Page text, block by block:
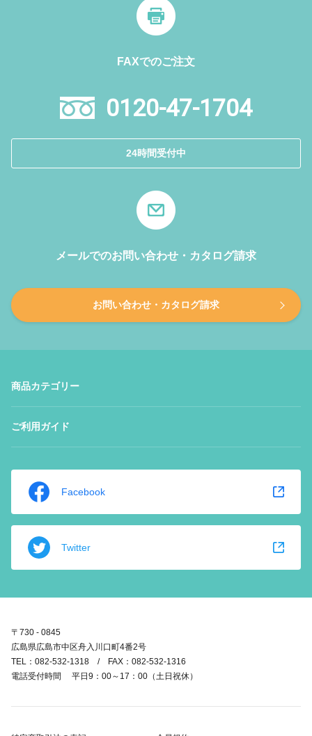
FAXでのご注文
0120-47-1704
24時間受付中
メールでのお問い合わせ・カタログ請求
お問い合わせ・カタログ請求
商品カテゴリー
ご利用ガイド
Facebook
Twitter
〒730 - 0845
広島県広島市中区舟入川口町4番2号
TEL：082-532-1318 / FAX：082-532-1316
電話受付時間 平日9：00～17：00（土日祝休）